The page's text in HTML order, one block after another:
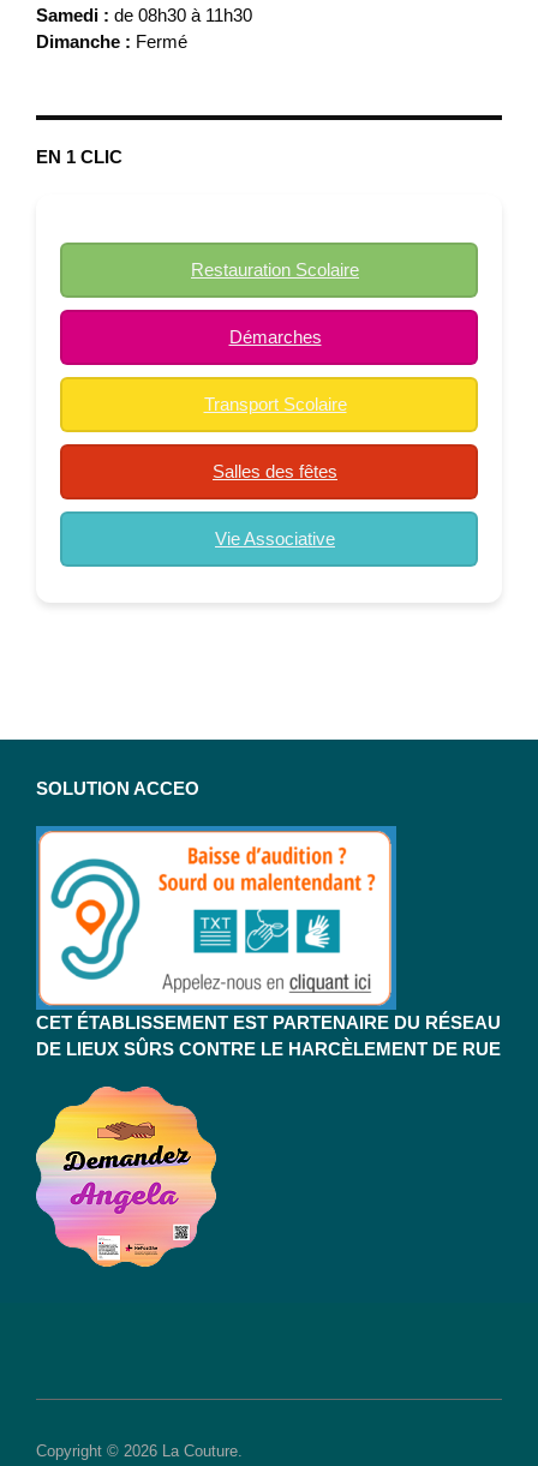
Samedi : de 08h30 à 11h30
Dimanche : Fermé
EN 1 CLIC
Restauration Scolaire
Démarches
Transport Scolaire
Salles des fêtes
Vie Associative
SOLUTION ACCEO
CET ÉTABLISSEMENT EST PARTENAIRE DU RÉSEAU
DE LIEUX SÛRS CONTRE LE HARCÈLEMENT DE RUE
Copyright © 2026 La Couture.